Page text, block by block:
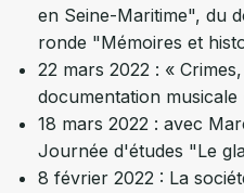
en Seine-Maritime", du
ronde "Mémoires et
22 mars 2022 : «
documentation
18 mars 2022 : avec
Journée d'études "Le
8 février 2022 : La